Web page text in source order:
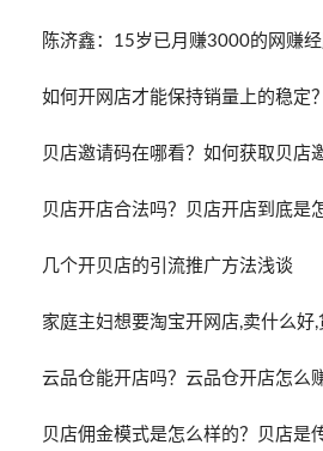
陈济鑫：15岁已月赚3000的网赚
如何开网店才能保持销量上的稳定？
贝店邀请码在哪看？如何获取贝店
贝店开店合法吗？贝店开店到底是
几个开贝店的引流推广方法浅谈
家庭主妇想要淘宝开网店,卖什么好
云品仓能开店吗？云品仓开店怎么
贝店佣金模式是怎么样的？贝店是